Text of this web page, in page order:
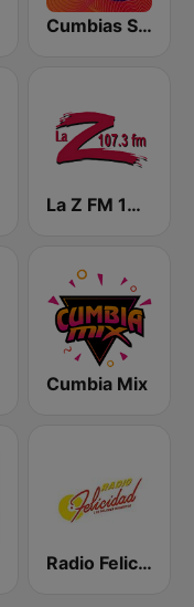
Cumbias Sonideras DJec
La Z FM 107.3
Cumbia Mix
Radio Felicidad 1180 AM